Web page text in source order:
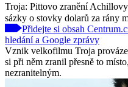
Troja: Pittovo zranění
sázky o stovky dolarů za rány
Přidejte si obsah
hledání a Google zprávy
Vznik velkofilmu Troja
si při něm zranil přesně to
nezranitelným.